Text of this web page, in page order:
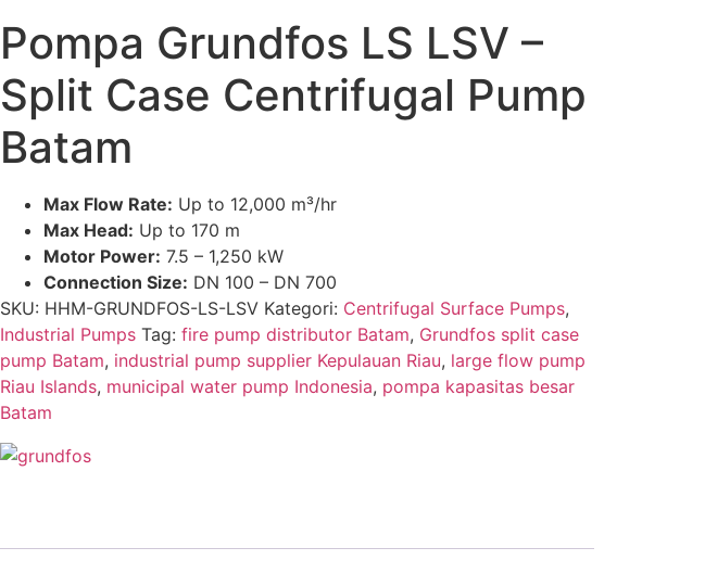
Pompa Grundfos LS LSV –
Split Case Centrifugal Pump
Batam
Max Flow Rate: Up to 12,000 m³/hr
Max Head: Up to 170 m
Motor Power: 7.5 – 1,250 kW
Connection Size: DN 100 – DN 700
SKU: HHM-GRUNDFOS-LS-LSV Kategori: Centrifugal Surface Pumps,
Industrial Pumps Tag: fire pump distributor Batam, Grundfos split case
pump Batam, industrial pump supplier Kepulauan Riau, large flow pump
Riau Islands, municipal water pump Indonesia, pompa kapasitas besar
Batam